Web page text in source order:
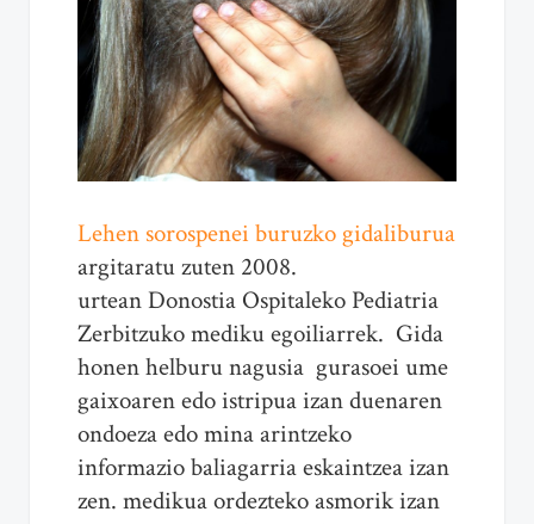
Lehen sorospenei buruzko gidaliburua
argitaratu zuten 2008.
urtean Donostia Ospitaleko Pediatria
Zerbitzuko mediku egoiliarrek. Gida
honen helburu nagusia gurasoei ume
gaixoaren edo istripua izan duenaren
ondoeza edo mina arintzeko
informazio baliagarria eskaintzea izan
zen. medikua ordezteko asmorik izan